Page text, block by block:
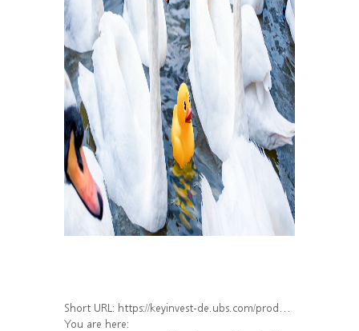
Short URL: https://keyinvest-de.ubs.com/produkt/detail/index/isin/DE000WA8LAR5
You are here: